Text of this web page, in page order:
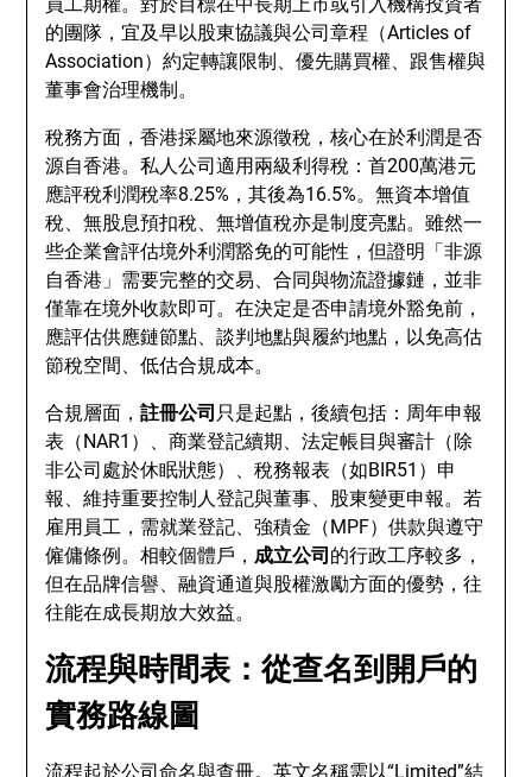
的團隊，宜及早以股東協議與公司章程（Articles of
Association）約定轉讓限制、優先購買權、跟售權與
董事會治理機制。
稅務方面，香港採屬地來源徵稅，核心在於利潤是否
源自香港。私人公司適用兩級利得稅：首200萬港元
應評稅利潤稅率8.25%，其後為16.5%。無資本增值
稅、無股息預扣稅、無增值稅亦是制度亮點。雖然一
些企業會評估境外利潤豁免的可能性，但證明「非源
自香港」需要完整的交易、合同與物流證據鏈，並非
僅靠在境外收款即可。在決定是否申請境外豁免前，
應評估供應鏈節點、談判地點與履約地點，以免高估
節稅空間、低估合規成本。
合規層面，註冊公司 只是起點，後續包括：周年申報
表（NAR1）、商業登記續期、法定帳目與審計（除
非公司處於休眠狀態）、稅務報表（如BIR51）申
報、維持重要控制人登記與董事、股東變更申報。若
雇用員工，需就業登記、強積金（MPF）供款與遵守
僱傭條例。相較個體戶，成立公司 的行政工序較多，
但在品牌信譽、融資通道與股權激勵方面的優勢，往
往能在成長期放大效益。
流程與時間表：從查名到開戶的
實務路線圖
流程起於公司命名與查冊。英文名稱需以“Limited”結